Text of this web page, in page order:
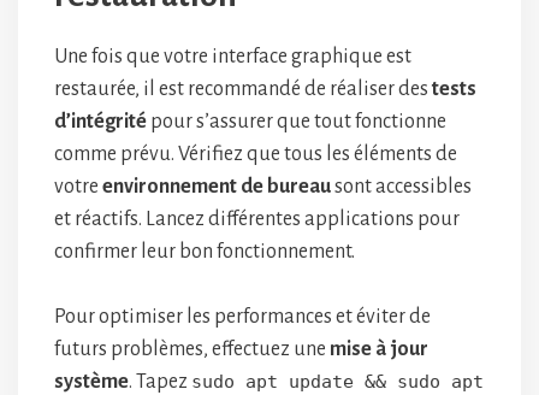
Une fois que votre interface graphique est
restaurée, il est recommandé de réaliser des tests
d’intégrité pour s’assurer que tout fonctionne
comme prévu. Vérifiez que tous les éléments de
votre environnement de bureausont accessibles
et réactifs. Lancez différentes applications pour
confirmer leur bon fonctionnement.
Pour optimiser les performances et éviter de
futurs problèmes, effectuez une mise à jour
système. Tapez sudo apt update && sudo apt